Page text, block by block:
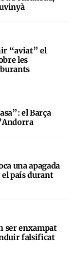
“aviat” el
les
el Barça
una apagada
país durant
ser enxampat
falsificat